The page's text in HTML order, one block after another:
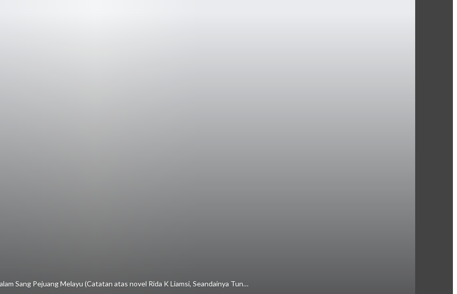
Sang Pejuang Melayu (Catatan atas novel Rida K Liamsi, Seandainya Tun…